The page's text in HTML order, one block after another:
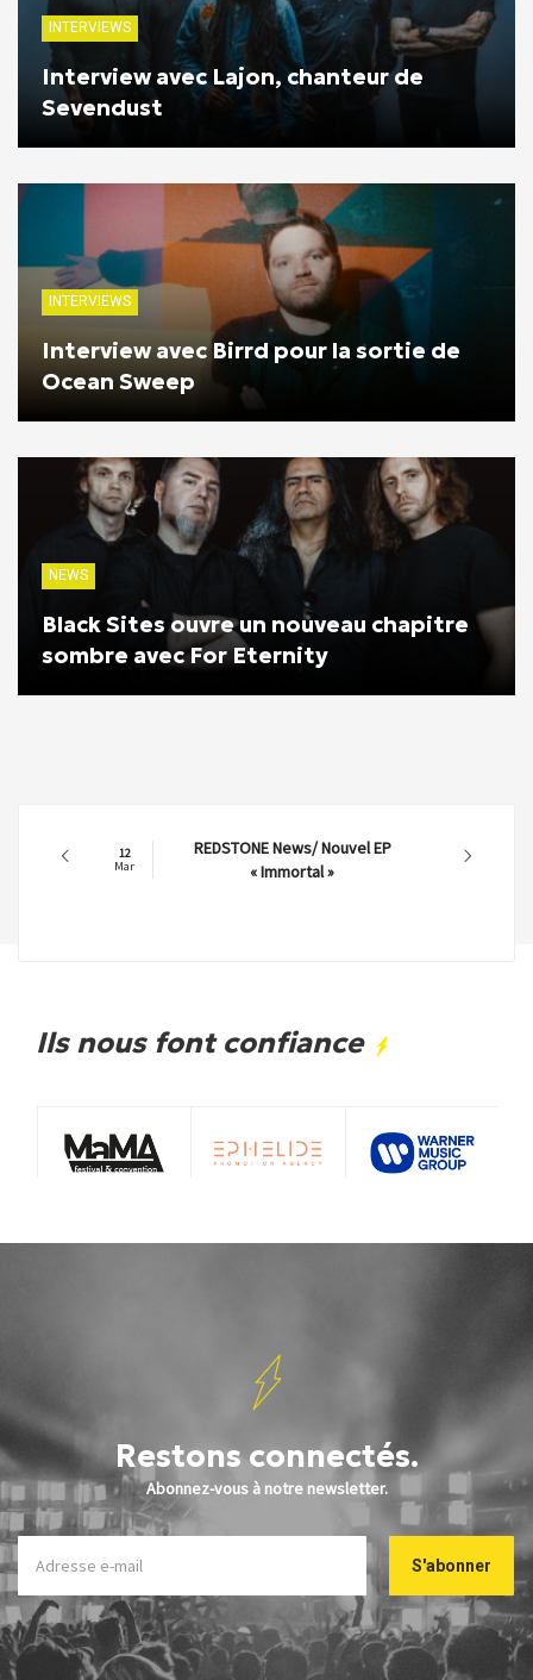
INTERVIEWS
Interview avec Lajon, chanteur de
Sevendust
INTERVIEWS
Interview avec Birrd pour la sortie de
Ocean Sweep
NEWS
Black Sites ouvre un nouveau chapitre
sombre avec For Eternity
12
Mar
REDSTONE News/ Nouvel EP
« Immortal »
Ils nous font confiance
Restons connectés.
Abonnez-vous à notre newsletter.